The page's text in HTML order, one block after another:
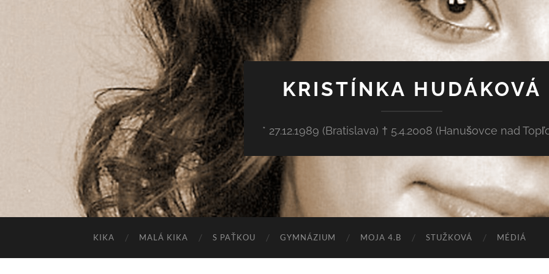
KRISTÍNKA HUDÁKOVÁ
* 27.12.1989 (Bratislava) † 5.4.2008 (Hanušovce nad
KIKA MALÁ KIKA S PAŤKOU GYMNÁZIUM MOJA 4.B STUŽKOVÁ MÉDIÁ